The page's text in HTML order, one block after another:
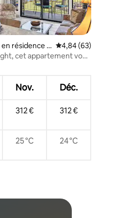
la base de 5 commentaires : 5 sur 5
résidence ⋅
Évaluation moyenne
4,84 (63)
cet appartement vous
Nov. Déc.
312 € 312 €
25 °C 24 °C